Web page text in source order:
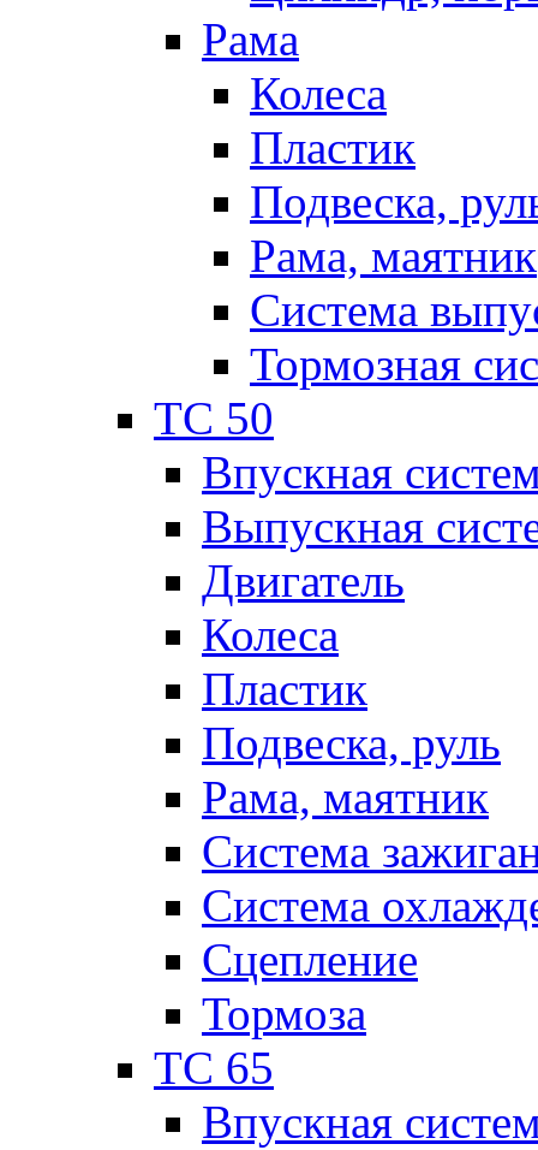
Рама
Колеса
Пластик
Подвеска,
Рама, маятник
Система
Тормозная
TC 50
Впускная
Выпускная
Двигатель
Колеса
Пластик
Подвеска, руль
Рама, маятник
Система
Система
Сцепление
Тормоза
TC 65
Впускная